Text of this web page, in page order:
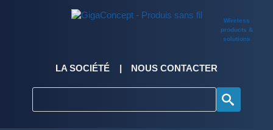
Wireless
products &
solutions
LA SOCIÉTÉ NOUS CONTACTER